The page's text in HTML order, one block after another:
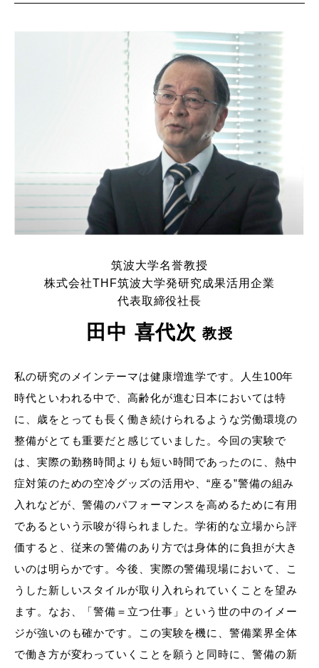
筑波大学名誉教授
株式会社THF筑波大学発研究成果活用企業
代表取締役社長
田中 喜代次 教授
私の研究のメインテーマは健康増進学です。人生100年
時代といわれる中で、高齢化が進む日本においては特
に、歳をとっても長く働き続けられるような労働環境の
整備がとても重要だと感じていました。今回の実験で
は、実際の勤務時間よりも短い時間であったのに、熱中
症対策のための空冷グッズの活用や、“座る”警備の組み
入れなどが、警備のパフォーマンスを高めるために有用
であるという示唆が得られました。学術的な立場から評
価すると、従来の警備のあり方では身体的に負担が大き
いのは明らかです。今後、実際の警備現場において、こ
うした新しいスタイルが取り入れられていくことを望み
ます。なお、「警備＝立つ仕事」という世の中のイメー
ジが強いのも確かです。この実験を機に、警備業界全体
で働き方が変わっていくことを願うと同時に、警備の新